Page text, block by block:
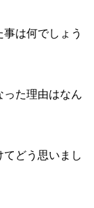
は何でしょう
た理由はなん
どう思いまし